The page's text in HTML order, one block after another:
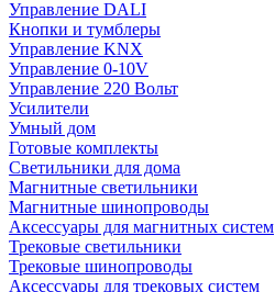
Управление DALI
Кнопки и тумблеры
Управление KNX
Управление 0-10V
Управление 220 Вольт
Усилители
Умный дом
Готовые комплекты
Светильники для дома
Магнитные светильники
Магнитные шинопроводы
Аксессуары для магнитных систем
Трековые светильники
Трековые шинопроводы
Аксессуары для трековых систем